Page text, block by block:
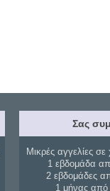
Σας
Μικρές αγγελίες σε
1 εβδομάδα
2 εβδομάδες
1 μήνας